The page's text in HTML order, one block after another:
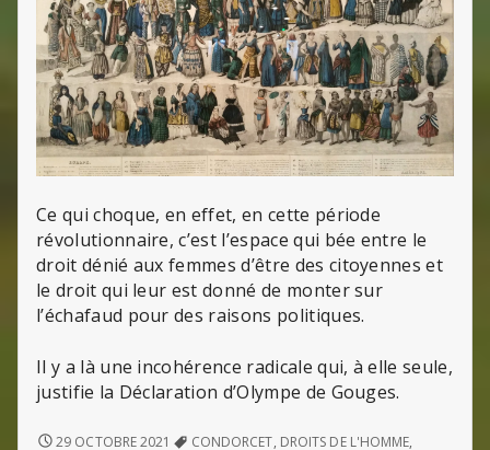
Ce qui choque, en effet, en cette période
révolutionnaire, c’est l’espace qui bée entre le
droit dénié aux femmes d’être des citoyennes et
le droit qui leur est donné de monter sur
l’échafaud pour des raisons politiques.
Il y a là une incohérence radicale qui, à elle seule,
justifie la Déclaration d’Olympe de Gouges.
DÉCLARATION
29 OCTOBRE 2021 CONDORCET, DROITS DE L'HOMME,